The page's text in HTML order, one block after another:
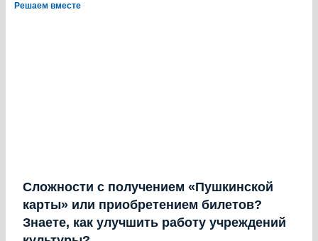
Решаем вместе
Сложности с получением «Пушкинской
карты» или приобретением билетов?
Знаете, как улучшить работу учреждений